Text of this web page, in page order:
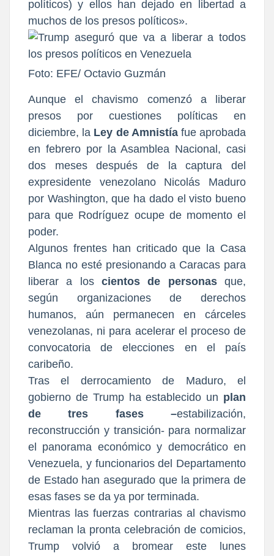
políticos) y ellos han dejado en libertad a
muchos de los presos políticos».
Foto: EFE/ Octavio Guzmán
Aunque el chavismo comenzó a liberar
presos por cuestiones políticas en
diciembre, la Ley de Amnistía fue aprobada
en febrero por la Asamblea Nacional, casi
dos meses después de la captura del
expresidente venezolano Nicolás Maduro
por Washington, que ha dado el visto bueno
para que Rodríguez ocupe de momento el
poder.
Algunos frentes han criticado que la Casa
Blanca no esté presionando a Caracas para
liberar a los
cientos de personas
que,
según organizaciones de derechos
humanos, aún permanecen en cárceles
venezolanas, ni para acelerar el proceso de
convocatoria de elecciones en el país
caribeño.
Tras el derrocamiento de Maduro, el
gobierno de Trump ha establecido un plan
de tres fases –estabilización,
reconstrucción y transición- para normalizar
el panorama económico y democrático en
Venezuela, y funcionarios del Departamento
de Estado han asegurado que la primera de
esas fases se da ya por terminada.
Mientras las fuerzas contrarias al chavismo
reclaman la pronta celebración de comicios,
Trump volvió a bromear este lunes